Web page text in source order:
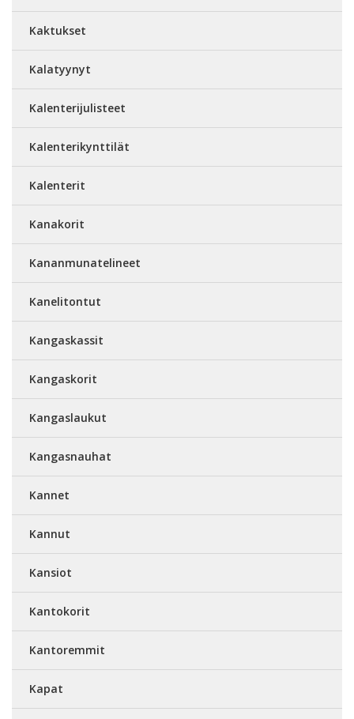
Kaktukset
Kalatyynyt
Kalenterijulisteet
Kalenterikynttilät
Kalenterit
Kanakorit
Kananmunatelineet
Kanelitontut
Kangaskassit
Kangaskorit
Kangaslaukut
Kangasnauhat
Kannet
Kannut
Kansiot
Kantokorit
Kantoremmit
Kapat